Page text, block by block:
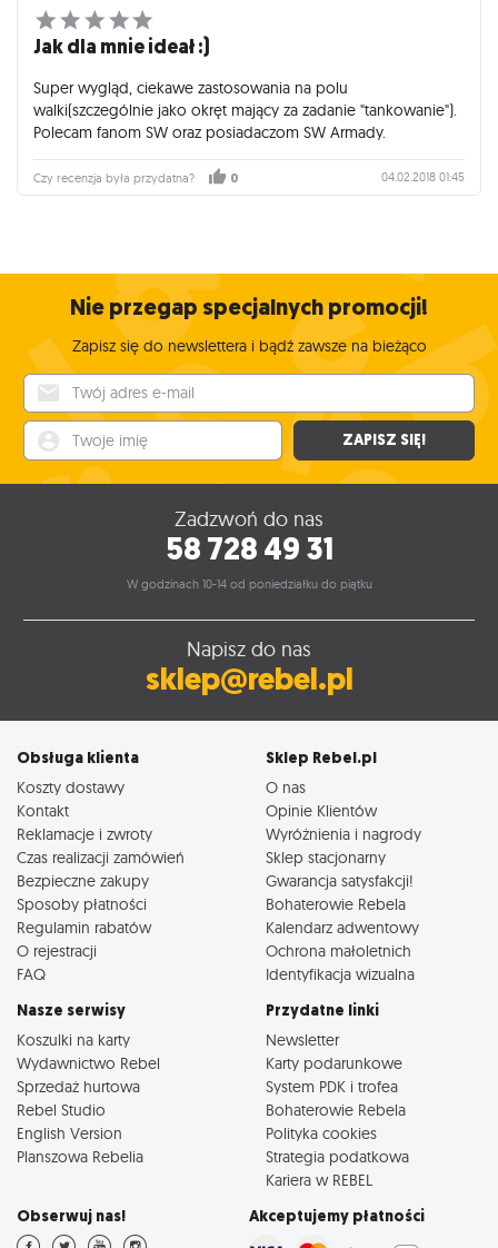
Jak dla mnie ideał :)
Super wygląd, ciekawe zastosowania na polu
walki(szczególnie jako okręt mający za zadanie "tankowanie").
Polecam fanom SW oraz posiadaczom SW Armady.
Czy recenzja była przydatna? 0 04.02.2018 01:45
Nie przegap specjalnych promocji!
Zapisz się do newslettera i bądź zawsze na bieżąco
ZAPISZ SIĘ!
Zadzwoń do nas
58 728 49 31
W godzinach 10-14 od poniedziałku do piątku
Napisz do nas
sklep@rebel.pl
Obsługa klienta
Koszty dostawy
Kontakt
Reklamacje i zwroty
Czas realizacji zamówień
Bezpieczne zakupy
Sposoby płatności
Regulamin rabatów
O rejestracji
FAQ
Sklep Rebel.pl
O nas
Opinie Klientów
Wyróżnienia i nagrody
Sklep stacjonarny
Gwarancja satysfakcji!
Bohaterowie Rebela
Kalendarz adwentowy
Ochrona małoletnich
Identyfikacja wizualna
Nasze serwisy
Koszulki na karty
Wydawnictwo Rebel
Sprzedaż hurtowa
Rebel Studio
English Version
Planszowa Rebelia
Przydatne linki
Newsletter
Karty podarunkowe
System PDK i trofea
Bohaterowie Rebela
Polityka cookies
Strategia podatkowa
Kariera w REBEL
Obserwuj nas! Akceptujemy płatności